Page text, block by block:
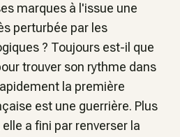
marques à l'issue une
perturbée par les
? Toujours est-il que
trouver son rythme dans
la première
est une guerrière. Plus
a fini par renverser la